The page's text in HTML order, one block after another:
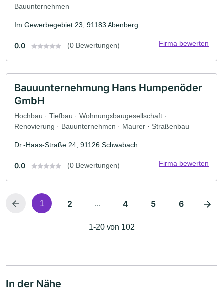
Bauunternehmen
Im Gewerbegebiet 23, 91183 Abenberg
0.0 (0 Bewertungen) Firma bewerten
Bauuunternehmung Hans Humpenöder
GmbH
Hochbau · Tiefbau · Wohnungsbaugesellschaft ·
Renovierung · Bauunternehmen · Maurer · Straßenbau
Dr.-Haas-Straße 24, 91126 Schwabach
0.0 (0 Bewertungen) Firma bewerten
1 2 ... 4 5 6
1-20 von 102
In der Nähe